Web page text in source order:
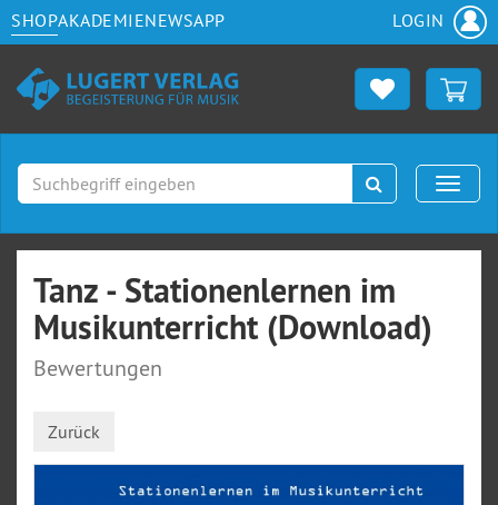
SHOPAKADEMIENEWSAPP LOGIN
Suchen
Tanz - Stationenlernen im
Musikunterricht (Download)
Bewertungen
Zurück